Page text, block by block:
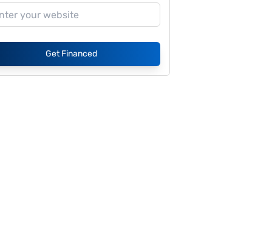
Get Financed